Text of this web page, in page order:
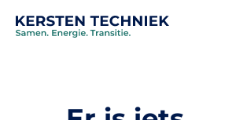
Over ons